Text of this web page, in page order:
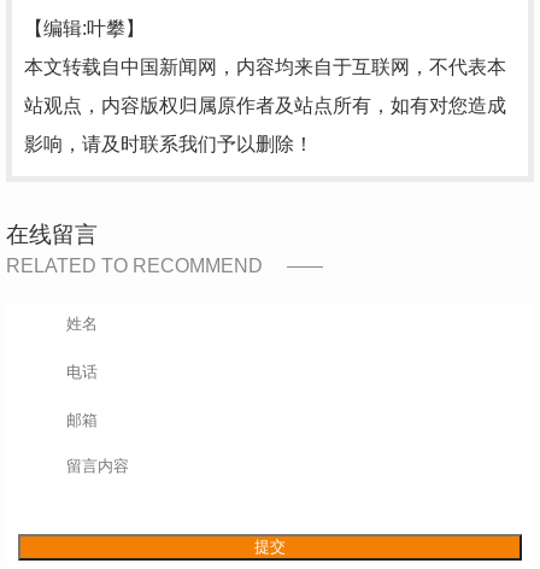
【编辑:叶攀】
本文转载自中国新闻网，内容均来自于互联网，不代表本
站观点，内容版权归属原作者及站点所有，如有对您造成
影响，请及时联系我们予以删除！
在线留言
RELATED TO RECOMMEND
提交